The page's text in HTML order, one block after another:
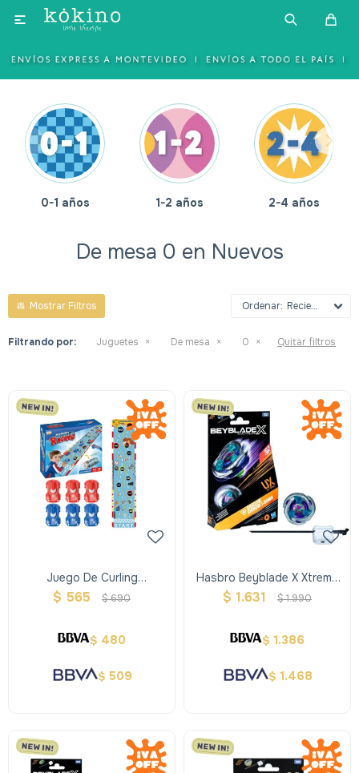

1-2 años 2-4 años 4-6 años
De mesa 0 en Nuevos
Recientes
Filtrando por: Juguetes De mesa 0 Quitar filtros
Juego De Curling
Automovilismo
$ 565 $690
$ 480
$ 509
Hasbro Beyblade X Xtreme
Trompo + Lanzador -
$ 1.631 $1.990
$ 1.386
$ 1.468